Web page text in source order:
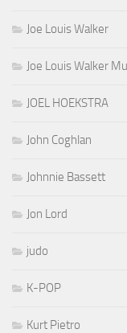
Joe Louis Walker
Joe Louis Walker
JOEL HOEKSTRA
John Coghlan
Johnnie Bassett
Jon Lord
judo
K-POP
Kurt Pietro